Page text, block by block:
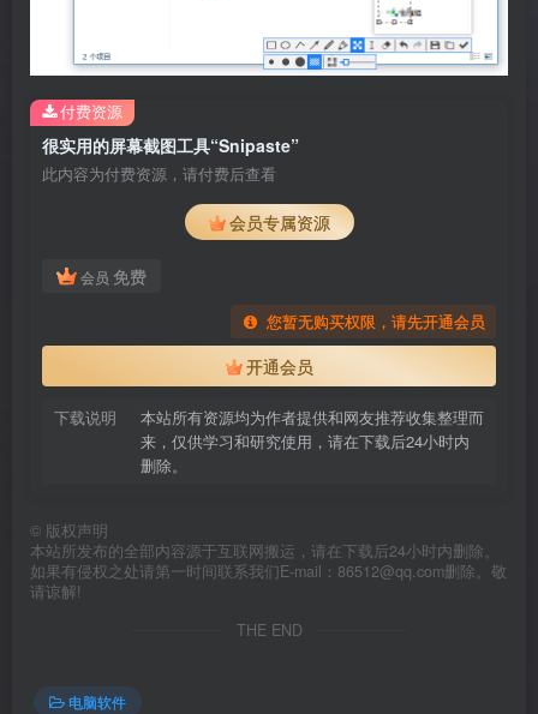
很实用的屏幕截图工具“Snipaste”
此内容为付费资源，请付费后查看
会员专属资源
会员 免费
您暂无购买权限，请先开通会员
开通会员
下载说明
本站所有资源均为作者提供和网友推荐收集整理而
来，仅供学习和研究使用，请在下载后24小时内
删除。
付费资源
© 版权声明
本站所发布的全部内容源于互联网搬运，请在下载后24小时内删除。
如果有侵权之处请第一时间联系我们E-mail：86512@qq.com删除。敬
请谅解!
THE END
电脑软件